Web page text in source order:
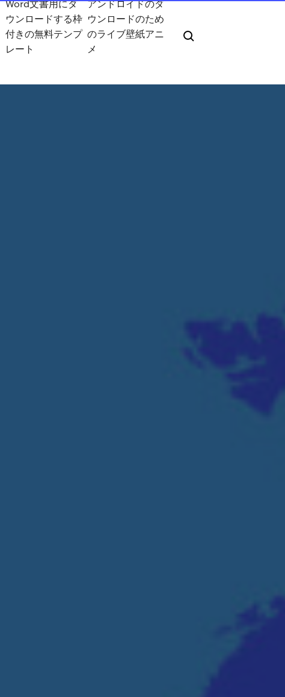
Word文書用にダ
ウンロードする枠
付きの無料テンプ
レート
アンドロイドのダ
ウンロードのため
のライブ壁紙アニ
メ